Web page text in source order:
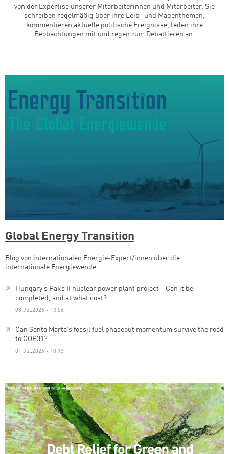
von der Expertise unserer Mitarbeiterinnen und Mitarbeiter. Sie
schreiben regelmäßig über ihre Leib- und Magenthemen,
kommentieren aktuelle politische Ereignisse, teilen ihre
Beobachtungen mit und regen zum Debattieren an.
Global Energy Transition
Blog von internationalen Energie-Expert/innen über die
internationale Energiewende.
Hungary’s Paks II nuclear power plant project – Can it be
completed, and at what cost?
08.Jul.2026 - 13:06
Can Santa Marta’s fossil fuel phaseout momentum survive the road
to COP31?
01.Jul.2026 - 10:13